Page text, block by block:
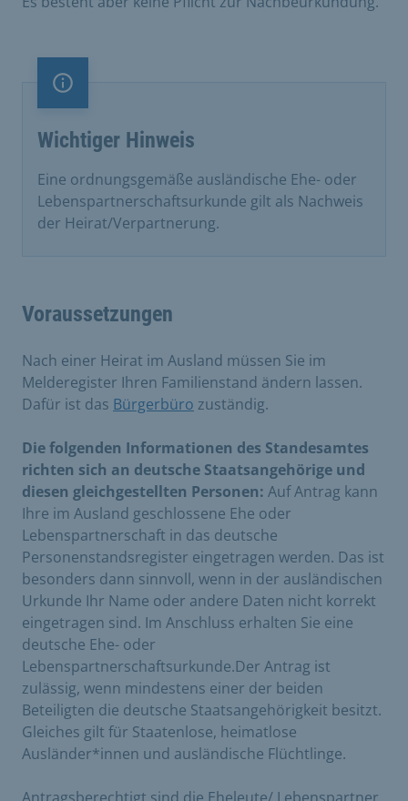
Information
Wichtiger Hinweis
Eine ordnungsgemäße ausländische Ehe- oder
Lebenspartnerschaftsurkunde gilt als Nachweis
der Heirat/Verpartnerung.
Voraussetzungen
Nach einer Heirat im Ausland müssen Sie im
Melderegister Ihren Familienstand ändern lassen.
Dafür ist das Bürgerbüro zuständig.
Die folgenden Informationen des Standesamtes
richten sich an deutsche Staatsangehörige und
diesen gleichgestellten Personen: ​Auf Antrag kann
Ihre im Ausland geschlossene Ehe oder
Lebenspartnerschaft in das deutsche
Personenstandsregister eingetragen werden. Das ist
besonders dann sinnvoll, wenn in der ausländischen
Urkunde Ihr Name oder andere Daten nicht korrekt
eingetragen sind. Im Anschluss erhalten Sie eine
deutsche Ehe- oder
Lebenspartnerschaftsurkunde.Der Antrag ist
zulässig, wenn mindestens einer der beiden
Beteiligten die deutsche Staatsangehörigkeit besitzt.
Gleiches gilt für Staatenlose, heimatlose
Ausländer*innen und ausländische Flüchtlinge.